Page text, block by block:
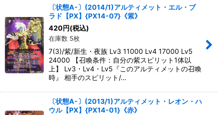
〔状態A-〕(2014/1)アルティメット・エル・ブ
ラド【PX】{PX14-07}《紫》
420 円(税込)
在庫数 5枚
7(3)/紫/新生・夜族 Lv3 11000 Lv4 17000 Lv5
24000 【召喚条件：自分の紫スピリット1体以
上】 Lv3・Lv4・Lv5『このアルティメットの召喚
時』 相手のスピリット/…
〔状態A-〕(2013/1)アルティメット・レオン・ハ
ウル【PX】{PX14-01}《赤》